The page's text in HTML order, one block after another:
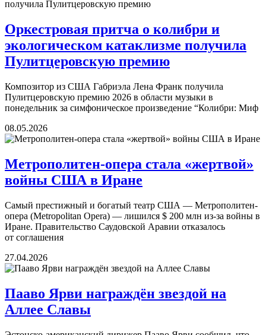
Оркестровая притча о колибри и
экологическом катаклизме получила
Пулитцеровскую премию
Композитор из США Габриэла Лена Франк получила
Пулитцеровскую премию 2026 в области музыки в
понедельник за симфоническое произведение “Колибри: Миф
08.05.2026
Метрополитен-опера стала «жертвой»
войны США в Иране
Самый престижный и богатый театр США — Метрополитен-
опера (Metropolitan Opera) — лишился $ 200 млн из-за войны в
Иране. Правительство Саудовской Аравии отказалось
от соглашения
27.04.2026
Пааво Ярви награждён звездой на
Аллее Славы